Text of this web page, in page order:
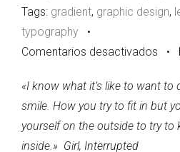
¡Cuéntame algo!
Tags: gradient, graphic design,
typography •
Comentarios desactivados en
is
my
•
«I know what it’s like to want to
smile. How you try to fit in but
yourself on the outside to try to
inside.» Girl, Interrupted